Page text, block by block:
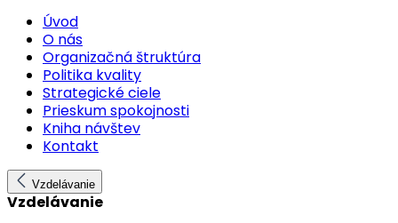
Úvod
O nás
Organizačná štruktúra
Politika kvality
Strategické ciele
Prieskum spokojnosti
Kniha návštev
Kontakt
Vzdelávanie
Vzdelávanie